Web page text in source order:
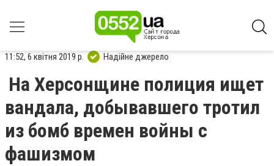
11:52, 6 квітня 2019 р. Надійне джерело
На Херсонщине полиция ищет
вандала, добывавшего тротил
из бомб времен войны с
фашизмом